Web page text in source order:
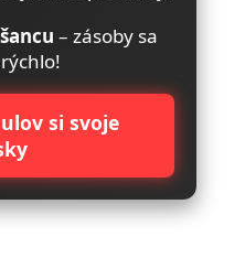
– zásoby sa
si svoje